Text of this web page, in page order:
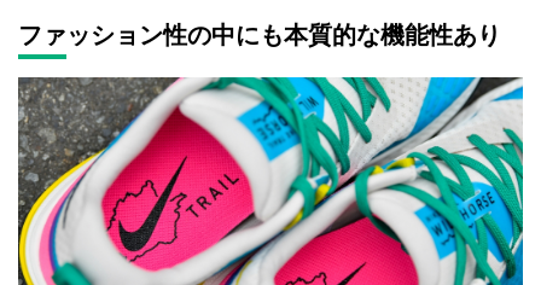
ファッション性の中にも本質的な機能性あり